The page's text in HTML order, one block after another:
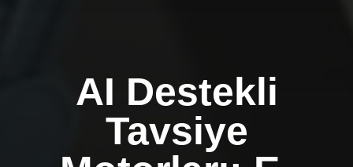
AI Destekli
Tavsiye